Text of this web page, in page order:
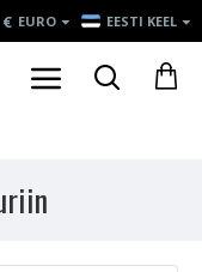
€ EURO EESTI KEEL